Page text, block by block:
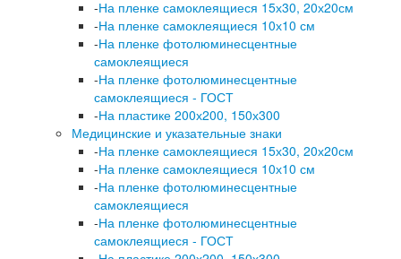
-На пленке самоклеящиеся 15х30, 20х20см
-На пленке самоклеящиеся 10х10 см
-На пленке фотолюминесцентные
самоклеящиеся
-На пленке фотолюминесцентные
самоклеящиеся - ГОСТ
-На пластике 200х200, 150х300
Медицинские и указательные знаки
-На пленке самоклеящиеся 15х30, 20х20см
-На пленке самоклеящиеся 10х10 см
-На пленке фотолюминесцентные
самоклеящиеся
-На пленке фотолюминесцентные
самоклеящиеся - ГОСТ